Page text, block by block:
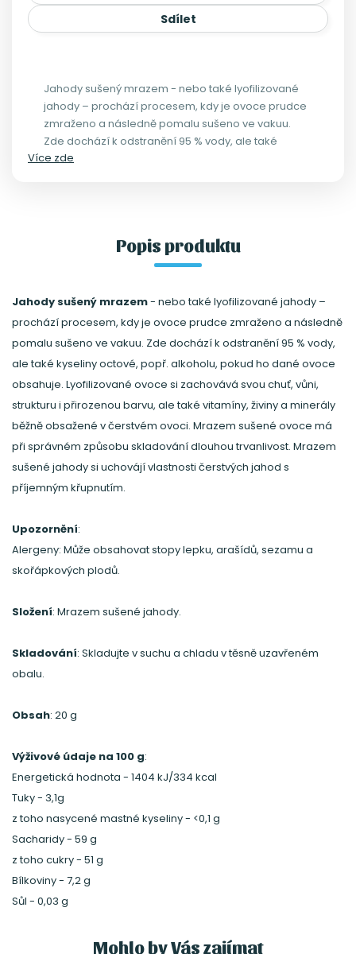
Sdílet
Jahody sušený mrazem - nebo také lyofilizované
jahody – prochází procesem, kdy je ovoce prudce
zmraženo a následně pomalu sušeno ve vakuu.
Zde dochází k odstranění 95 % vody, ale také
kyseliny octové, popř. alkoholu, pokud ho dané
správném způsobu skladování dlouhou trvanlivost.
Mrazem sušené jahody si uchovájí vlastnosti
Více zde
Popis produktu
Jahody sušený mrazem- nebo také lyofilizované jahody –
prochází procesem, kdy je ovoce prudce zmraženo a následně
pomalu sušeno ve vakuu. Zde dochází k odstranění 95 % vody,
ale také kyseliny octové, popř. alkoholu, pokud ho dané ovoce
obsahuje. Lyofilizované ovoce si zachovává svou chuť, vůni,
strukturu i přirozenou barvu, ale také vitamíny, živiny a minerály
běžně obsažené v čerstvém ovoci. Mrazem sušené ovoce má
při správném způsobu skladování dlouhou trvanlivost. Mrazem
sušené jahody si uchovájí vlastnosti čerstvých jahod s
příjemným křupnutím.
Upozornění:
Alergeny: Může obsahovat stopy lepku, arašídů, sezamu a
skořápkových plodů.
Složení: Mrazem sušené jahody.
Skladování: Skladujte v suchu a chladu v těsně uzavřeném
obalu.
Obsah: 20 g
Výživové údaje na 100 g:
Energetická hodnota - 1404 kJ/334 kcal
Tuky - 3,1g
z toho nasycené mastné kyseliny - <0,1 g
Sacharidy - 59 g
z toho cukry - 51 g
Bílkoviny - 7,2 g
Sůl - 0,03 g
Mohlo by Vás zajímat